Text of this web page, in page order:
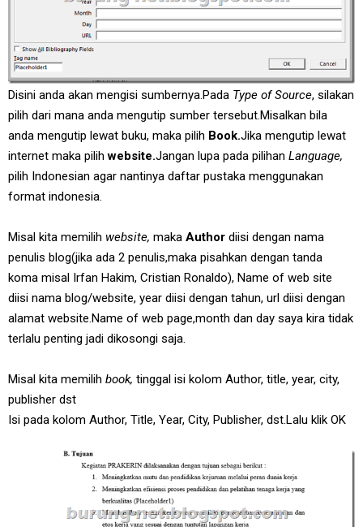
Disini anda akan mengisi sumbernya.Pada Type of Source, silakan
pilih dari mana anda mengutip sumber tersebut.Misalkan bila
anda mengutip lewat buku, maka pilih Book.Jika mengutip lewat
internet maka pilihwebsite.Jangan lupa pada pilihan Language,
pilih Indonesian agar nantinya daftar pustaka menggunakan
format indonesia.
Misal kita memilih website, maka Author diisi dengan nama
penulis blog(jika ada 2 penulis,maka pisahkan dengan tanda
koma misal Irfan Hakim, Cristian Ronaldo), Name of web site
diisi nama blog/website, year diisi dengan tahun, url diisi dengan
alamat website.Name of web page,month dan day saya kira tidak
terlalu penting jadi dikosongi saja.
Misal kita memilih book, tinggal isi kolom Author, title, year, city,
publisher dst
Isi pada kolom Author, Title, Year, City, Publisher, dst.Lalu klik OK